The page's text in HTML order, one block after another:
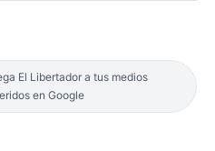
El Libertador a tus medios
en Google